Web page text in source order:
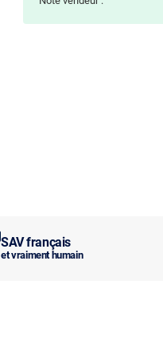
SAV français
et vraiment humain